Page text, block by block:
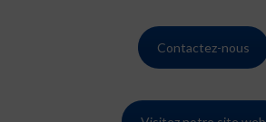
Contactez-nous